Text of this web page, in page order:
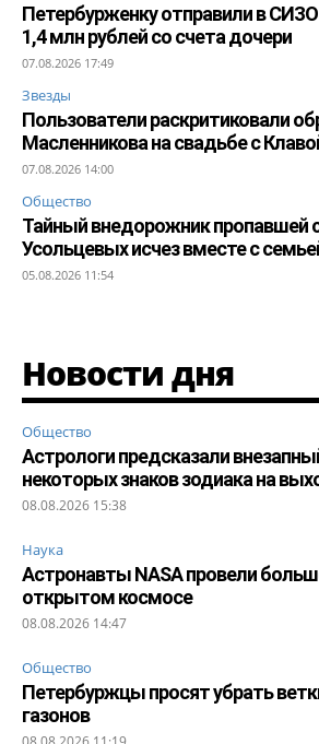
Петербурженку отправили в СИЗО
1,4 млн рублей со счета дочери
07.08.2026 17:49
Звезды
Пользователи раскритиковали
Масленникова на свадьбе с
07.08.2026 14:00
Общество
Тайный внедорожник пропавшей
Усольцевых исчез вместе с
05.08.2026 11:54
Новости дня
Общество
Астрологи предсказали
некоторых знаков зодиака на
08.08.2026 15:38
Наука
Астронавты NASA провели
открытом космосе
08.08.2026 14:47
Общество
Петербуржцы просят убрать
газонов